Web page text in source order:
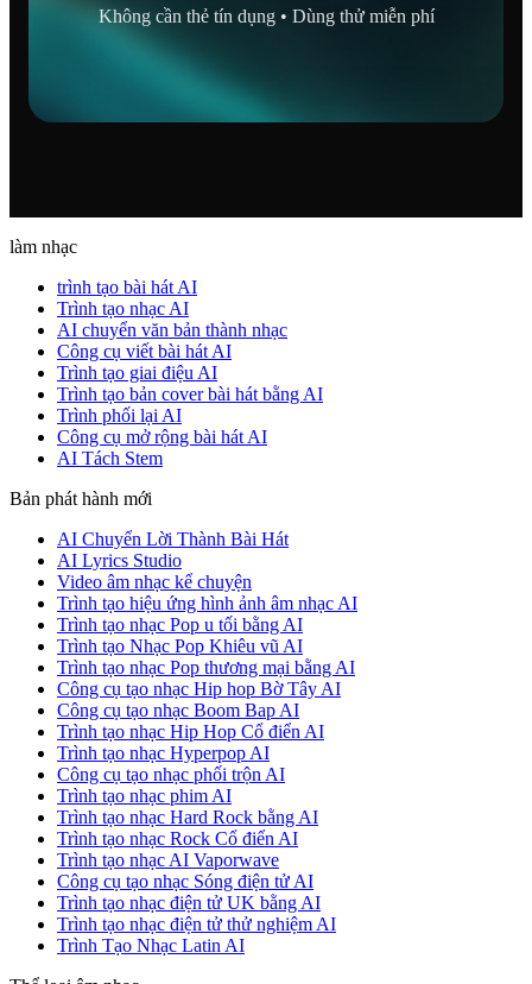
Không cần thẻ tín dụng • Dùng thử miễn phí
làm nhạc
trình tạo bài hát AI
Trình tạo nhạc AI
AI chuyển văn bản thành nhạc
Công cụ viết bài hát AI
Trình tạo giai điệu AI
Trình tạo bản cover bài hát bằng AI
Trình phối lại AI
Công cụ mở rộng bài hát AI
AI Tách Stem
Bản phát hành mới
AI Chuyển Lời Thành Bài Hát
AI Lyrics Studio
Video âm nhạc kể chuyện
Trình tạo hiệu ứng hình ảnh âm nhạc AI
Trình tạo nhạc Pop u tối bằng AI
Trình tạo Nhạc Pop Khiêu vũ AI
Trình tạo nhạc Pop thương mại bằng AI
Công cụ tạo nhạc Hip hop Bờ Tây AI
Công cụ tạo nhạc Boom Bap AI
Trình tạo nhạc Hip Hop Cổ điển AI
Trình tạo nhạc Hyperpop AI
Công cụ tạo nhạc phối trộn AI
Trình tạo nhạc phim AI
Trình tạo nhạc Hard Rock bằng AI
Trình tạo nhạc Rock Cổ điển AI
Trình tạo nhạc AI Vaporwave
Công cụ tạo nhạc Sóng điện tử AI
Trình tạo nhạc điện tử UK bằng AI
Trình tạo nhạc điện tử thử nghiệm AI
Trình Tạo Nhạc Latin AI